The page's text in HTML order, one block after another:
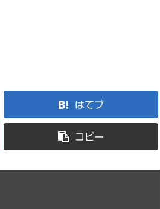
はてブ
コピー